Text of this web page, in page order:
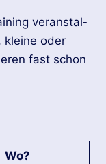
ver­an­stal­
klei­ne oder
fast schon
Wo?